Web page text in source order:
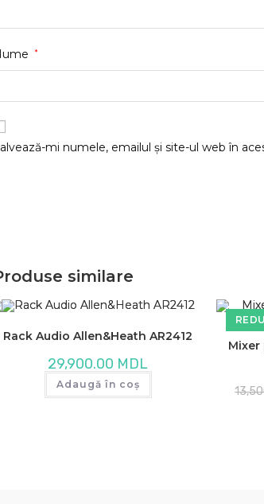
*
mi numele, emailul și site-ul web în
similare
Rack Audio Allen&Heath AR2412
29,900.00 MDL
Adaugă în coș